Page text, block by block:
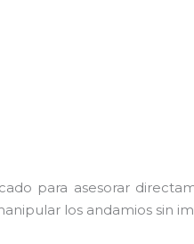
para asesorar
los andamios sin